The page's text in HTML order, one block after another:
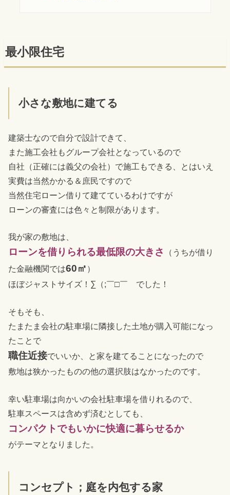
最小限住宅
小さな敷地に建てる
建築士なので自分で設計できて、
また施工会社もグループ会社となっているので
自社（正確には義父の会社）で施工もできる、とはいえ
実費は当然かかる＆庶民ですので
当然住宅ローン借りて建てているわけですが
ローンの審査には色々と制限があります。
我が家の敷地は、
ローンを借りられる最低限の大きさ
（うちが借り
た金融機関では60㎡ ）
ほぼジャストサイズ！∑（;￣□￣ でした！
そもそも、
たまたま会社の駐車場に隣接した土地が購入可能になっ
たことで
職住近接でいいか、と家を建てることになったので
敷地は狭かったものの他の選択肢はなかったのです。
幸い駐車場は向かいの会社駐車場を借りれるので、
駐車スペースは含めず済むとしても、
コンパクトでもいかに快適に暮らせるか
がテーマとなりました。
コンセプト；庭を内包する家